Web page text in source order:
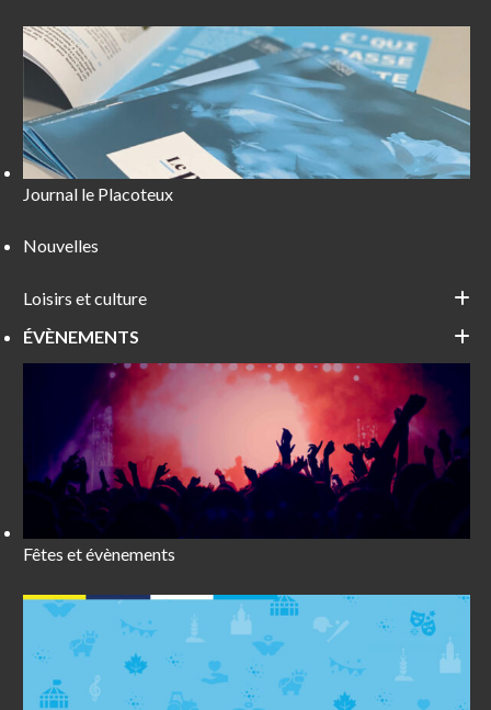
Journal le Placoteux
Nouvelles
Loisirs et culture
ÉVÈNEMENTS
Fêtes et évènements